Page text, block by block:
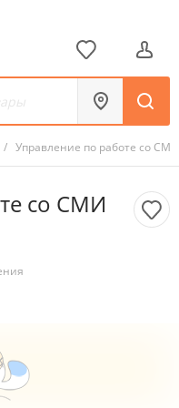
/ Управление по работе со СМИ
со СМИ